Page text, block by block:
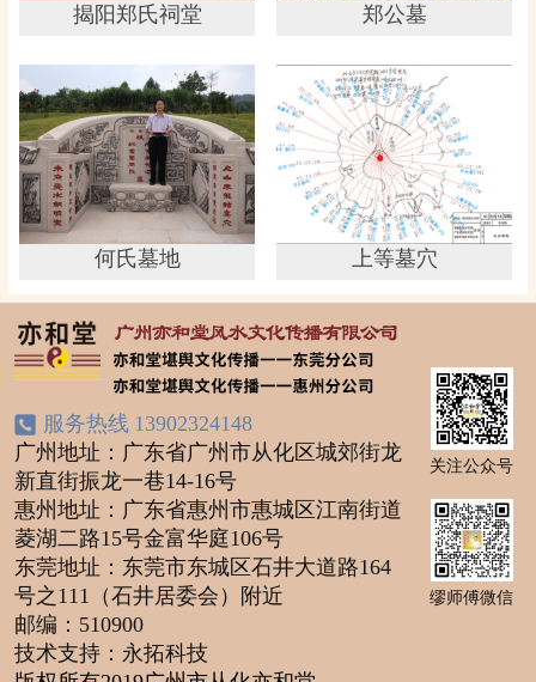
揭阳郑氏祠堂 郑公墓
何氏墓地 上等墓穴
服务热线 13902324148
广州地址：广东省广州市从化区城郊街龙
新直街振龙一巷14-16号
惠州地址：广东省惠州市惠城区江南街道
菱湖二路15号金富华庭106号
东莞地址：东莞市东城区石井大道路164
号之111（石井居委会）附近
邮编：510900
技术支持：永拓科技
关注公众号
缪师傅微信